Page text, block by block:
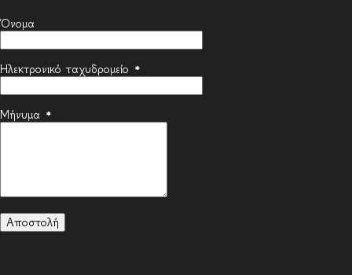
Όνομα
Ηλεκτρονικό ταχυδρομείο *
Μήνυμα *